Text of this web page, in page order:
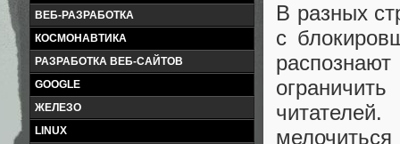
ВЕБ-РАЗРАБОТКА
КОСМОНАВТИКА
РАЗРАБОТКА ВЕБ-САЙТОВ
GOOGLE
ЖЕЛЕЗО
LINUX
В разных
с